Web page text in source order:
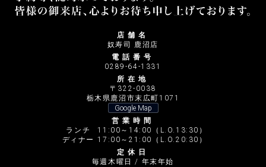
店舗名
奴寿司 鹿沼店
電話番号
0289-64-1331
所在地
〒322-0038
栃木県鹿沼市末広町1071
Google Map
営業時間
ランチ
11:00～14:00（L.O.13:30）
ディナー 17:00～21:00（L.O.20:30）
定休日
毎週木曜日 / 年末年始